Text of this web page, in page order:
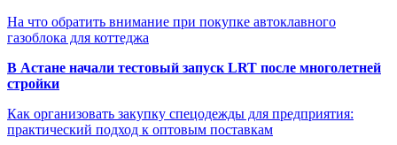
На что обратить внимание при покупке автоклавного
газоблока для коттеджа
В Астане начали тестовый запуск LRT после многолетней
стройки
Как организовать закупку спецодежды для предприятия:
практический подход к оптовым поставкам